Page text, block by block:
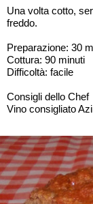
Una volta cotto,
freddo.
Preparazione: 30
Cottura: 90 minuti
Difficoltà: facile
Consigli dello Chef
Vino consigliato